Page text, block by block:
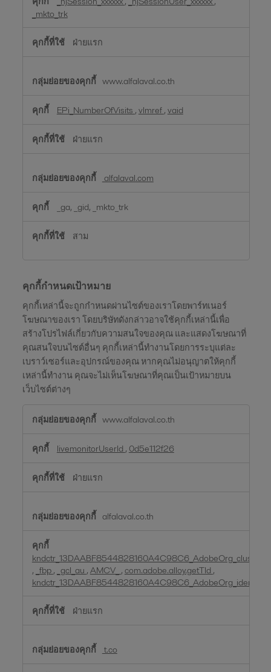
_mkto_trk
ฝ่ายแรก
www.alfalaval.co.th
EPi_NumberOfVisits , vlmref , vaid
ฝ่ายแรก
alfalaval.com
_ga, _gid, _mkto_trk
สาม
คุกกี้กำหนดเป้าหมาย
คุกกี้เหล่านี้จะถูกกำหนดผ่านไซต์ของเราโดยพาร์ทเนอร์
โฆษณาของเรา โดยบริษัทดังกล่าวอาจใช้คุกกี้เหล่านี้เพื่อ
สร้างโปรไฟล์เกี่ยวกับความสนใจของคุณ และแสดงโฆษณาที่
คุณสนใจบนไซต์อื่นๆ คุกกี้เหล่านี้ทำงานโดยการระบุแต่ละ
เบราว์เซอร์และอุปกรณ์ของคุณ หากคุณไม่อนุญาตให้คุกกี้
เหล่านี้ทำงาน คุณจะไม่เห็นโฆษณาที่คุณเป็นเป้าหมายบน
เว็บไซต์ต่างๆ
กำหนด
เป้า
หมาย
www.alfalaval.co.th
livemonitorUserId , 0d5e112f26
ฝ่ายแรก
alfalaval.co.th
kndctr_13DAABF8544828160A4C98C6_AdobeOrg_cluster
, _fbp , _gcl_au , AMCV_ , com.adobe.alloy.getTld ,
kndctr_13DAABF8544828160A4C98C6_AdobeOrg_identity
ฝ่ายแรก
t.co